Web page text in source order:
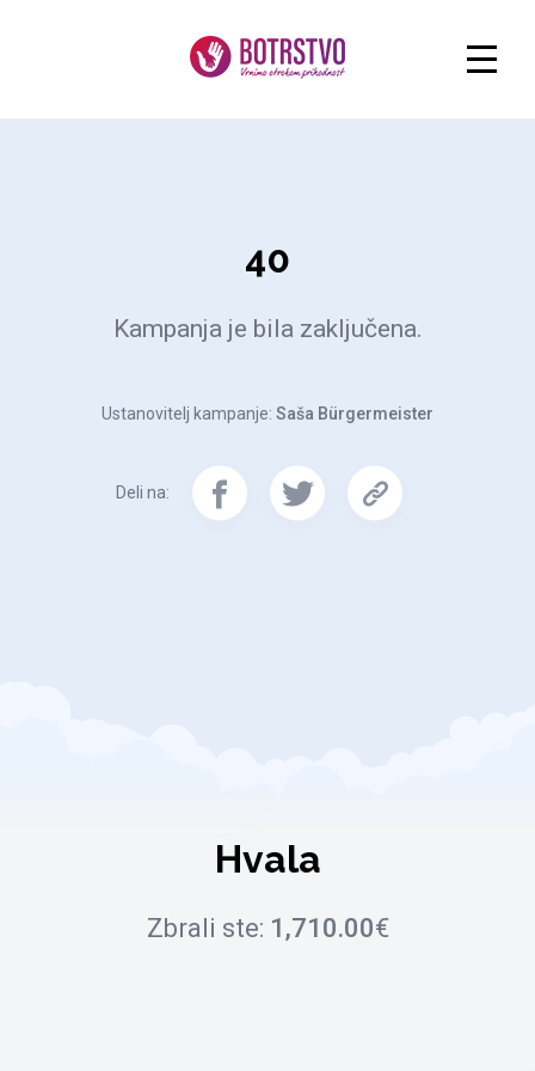
40
Kampanja je bila zaključena.
Ustanovitelj kampanje: Saša Bürgermeister
Deli na:
Hvala
Zbrali ste: 1,710.00€